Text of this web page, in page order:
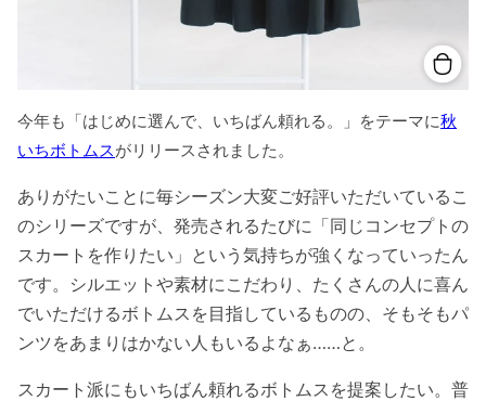
今年も「はじめに選んで、いちばん頼れる。」をテーマに秋
いちボトムスがリリースされました。
ありがたいことに毎シーズン大変ご好評いただいているこ
のシリーズですが、発売されるたびに「同じコンセプトの
スカートを作りたい」という気持ちが強くなっていったん
です。シルエットや素材にこだわり、たくさんの人に喜ん
でいただけるボトムスを目指しているものの、そもそもパ
ンツをあまりはかない人もいるよなぁ……と。
スカート派にもいちばん頼れるボトムスを提案したい。普